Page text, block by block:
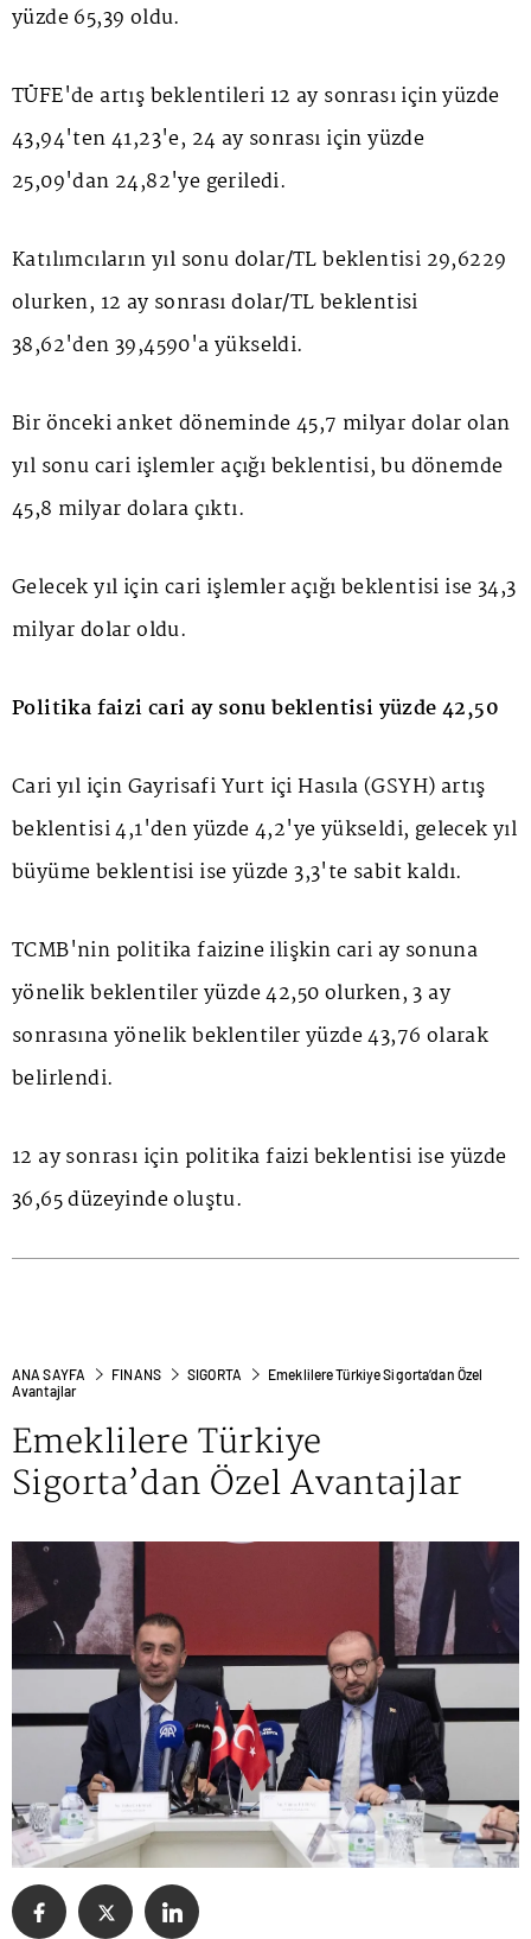
yüzde 65,39 oldu.
TÜFE'de artış beklentileri 12 ay sonrası için yüzde
43,94'ten 41,23'e, 24 ay sonrası için yüzde
25,09'dan 24,82'ye geriledi.
Katılımcıların yıl sonu dolar/TL beklentisi 29,6229
olurken, 12 ay sonrası dolar/TL beklentisi
38,62'den 39,4590'a yükseldi.
Bir önceki anket döneminde 45,7 milyar dolar olan
yıl sonu cari işlemler açığı beklentisi, bu dönemde
45,8 milyar dolara çıktı.
Gelecek yıl için cari işlemler açığı beklentisi ise 34,3
milyar dolar oldu.
Politika faizi cari ay sonu beklentisi yüzde 42,50
Cari yıl için Gayrisafi Yurt içi Hasıla (GSYH) artış
beklentisi 4,1'den yüzde 4,2'ye yükseldi, gelecek yıl
büyüme beklentisi ise yüzde 3,3'te sabit kaldı.
TCMB'nin politika faizine ilişkin cari ay sonuna
yönelik beklentiler yüzde 42,50 olurken, 3 ay
sonrasına yönelik beklentiler yüzde 43,76 olarak
belirlendi.
12 ay sonrası için politika faizi beklentisi ise yüzde
36,65 düzeyinde oluştu.
ANA SAYFA FINANS SIGORTA
Emeklilere Türkiye Sigorta’dan Özel
Avantajlar
Emeklilere Türkiye
Sigorta’dan Özel Avantajlar